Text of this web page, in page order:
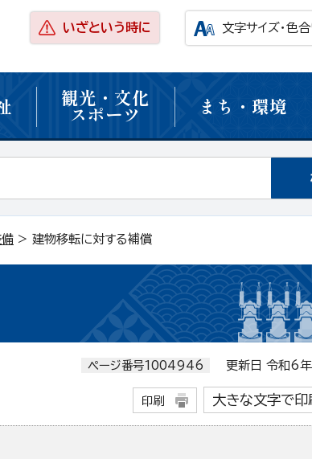
いざという時に 文字サイズ・色
観光・文化
スポーツ まち・環境
> 建物移転に対する補償
ページ番号1004946 更新日 令和6
印刷 大きな文字で印